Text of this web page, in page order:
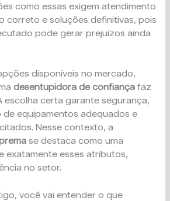
como essas exigem atendimento
correto e soluções definitivas, pois
pode gerar prejuízos ainda
disponíveis no mercado,
desentupidora de confiança faz
escolha certa garante segurança,
de equipamentos adequados e
Nesse contexto, a
se destaca como uma
exatamente esses atributos,
no setor.
você vai entender o que